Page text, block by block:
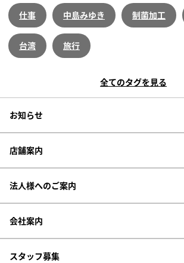
仕事 中島みゆき 制菌加工
台湾 旅行
全てのタグを見る
お知らせ
店舗案内
法人様へのご案内
会社案内
スタッフ募集